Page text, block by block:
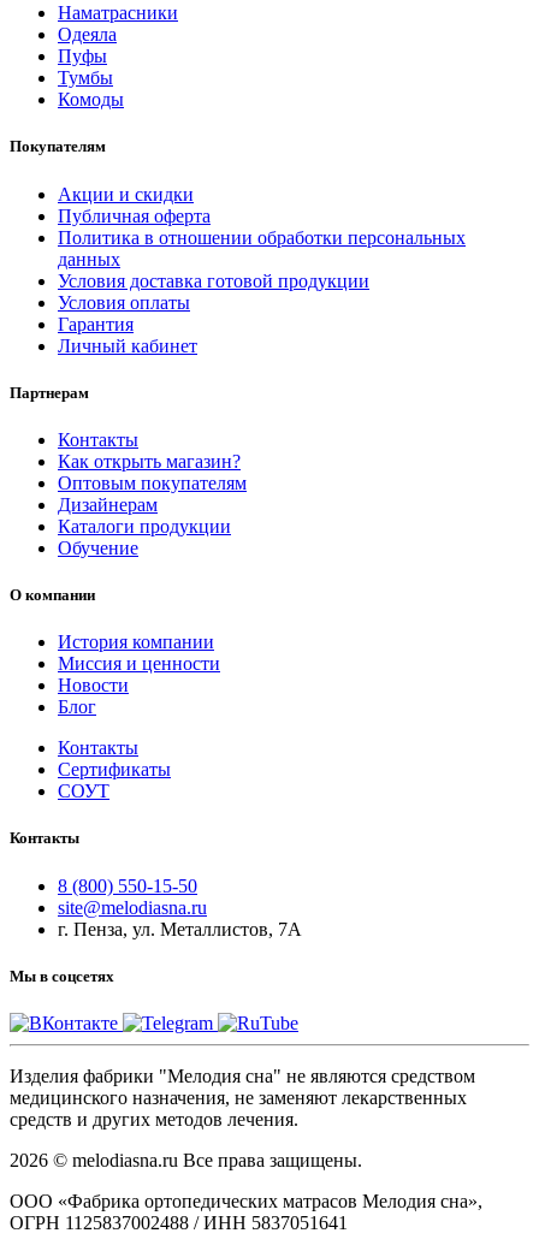
Наматрасники
Одеяла
Пуфы
Тумбы
Комоды
Покупателям
Акции и скидки
Публичная оферта
Политика в отношении обработки персональных
данных
Условия доставка готовой продукции
Условия оплаты
Гарантия
Личный кабинет
Партнерам
Контакты
Как открыть магазин?
Оптовым покупателям
Дизайнерам
Каталоги продукции
Обучение
О компании
История компании
Миссия и ценности
Новости
Блог
Контакты
Сертификаты
СОУТ
Контакты
8 (800) 550-15-50
site@melodiasna.ru
г. Пенза, ул. Металлистов, 7А
Мы в соцсетях
Изделия фабрики "Мелодия сна" не являются средством
медицинского назначения, не заменяют лекарственных
средств и других методов лечения.
2026 © melodiasna.ru Все права защищены.
ООО «Фабрика ортопедических матрасов Мелодия сна»,
ОГРН 1125837002488 / ИНН 5837051641